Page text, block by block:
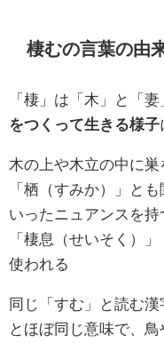
棲むの言葉の由
「棲」は「木」と「
をつくって生きる様子
木の上や木立の中に
「栖（すみか）」と
いったニュアンスを持
「棲息（せいそく）
使われる
同じ「すむ」と読む漢
とほぼ同じ意味で、